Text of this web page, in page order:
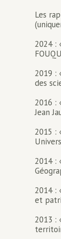
Les
2024 :
2019 :
des
2016 :
Jean
2015 :
2014 :
2014 :
et
2013 :